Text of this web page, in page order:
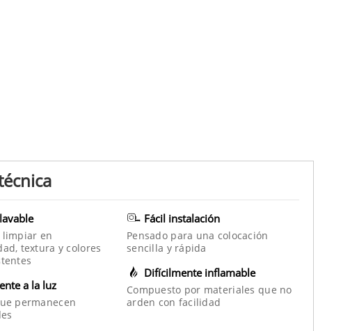
limpiar en
textura y colores
a la luz
permanecen
Fácil instalación
Pensado para una colocación
sencilla y rápida
Difícilmente inflamable
Compuesto por materiales que no
arden con facilidad